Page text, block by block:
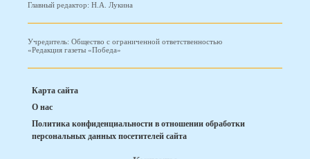
Главный редактор: Н.А. Лукина
Учредитель: Общество с ограниченной ответственностью
«Редакция газеты «Победа»
Карта сайта
О нас
Политика конфиденциальности в отношении обработки
персональных данных посетителей сайта